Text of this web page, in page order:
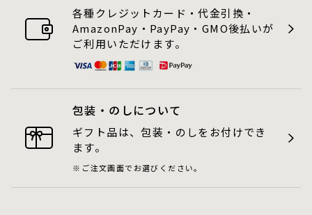
各種クレジットカード・代金引換・
AmazonPay・PayPay・GMO後払いが
ご利用いただけます。
包装・のしについて
ギフト品は、包装・のしをお付けでき
ます。
ご注文画面でお選びください。